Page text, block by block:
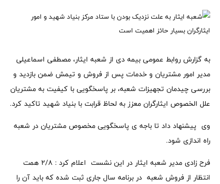
به گزارش روابط عمومی بیمه دی از شعبه ایثار، مصطفی اسماعیلی
مدیر امور مشتریان و خدمات پس از فروش و تیمش ضمن بازدید و
بررسی چیدمان تجهیزات شعبه، بر پاسخگویی با کیفیت به مشتریان
علل الخصوص ایثارگران معزز به لحاظ قرابت با بنیاد شهید تاکید کرد.
وی پیشنهاد داد تا باجه ی پاسخگویی مخصوص مشتریان در شعبه
راه اندازی شود.
فرح زادی مدیر شعبه ایثار در این نشست اعلام کرد : ۲/۸ همت
انتظار از فروش شعبه در برنامه سال جاری ثبت شده که باید آن را